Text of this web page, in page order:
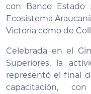
con Banco Estado
Ecosistema
Victoria como de
Celebrada en el
Superiores, la
representó el final
capacitación,